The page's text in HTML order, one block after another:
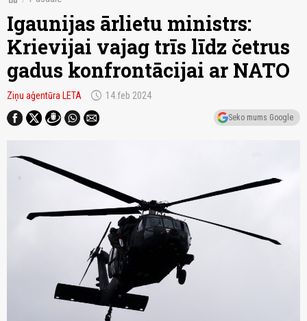
Igaunijas ārlietu ministrs:
Krievijai vajag trīs līdz četrus
gadus konfrontācijai ar NATO
Ziņu aģentūra LETA schedule 14.feb 2024
Seko mums Google